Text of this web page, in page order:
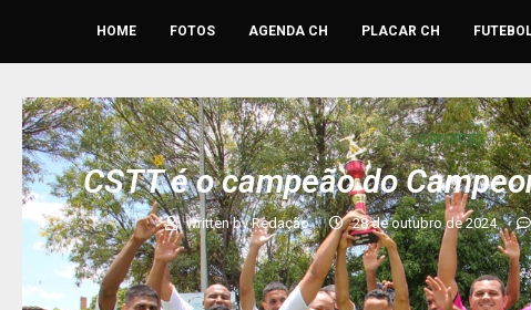
HOME FOTOS AGENDA CH PLACAR CH
+ ESPORTES
CSTT é o campeão do
written byRedação 28 de outubro de 2024